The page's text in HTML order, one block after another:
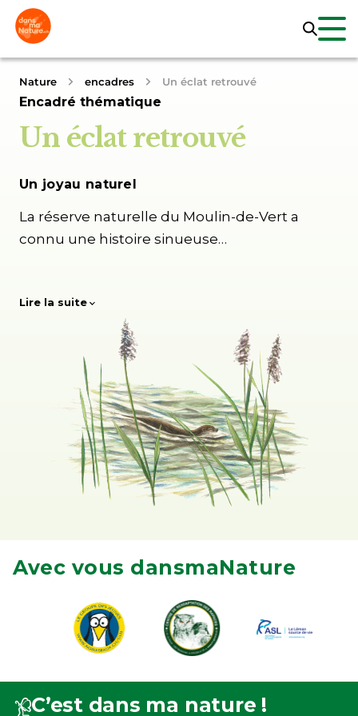
Nature encadres Un éclat retrouvé
Encadré thématique
Un éclat retrouvé
Un joyau naturel
La réserve naturelle du Moulin-de-Vert a
connu une histoire sinueuse…
Lire la suite
Avec vous dansmaNature
C’est dans ma nature !